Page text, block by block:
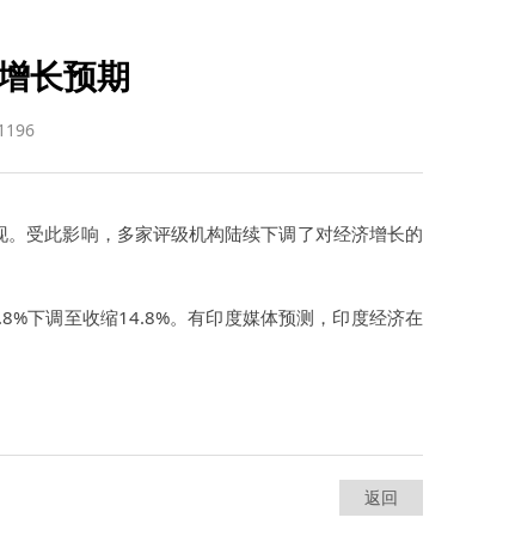
长预期
受此影响，多家评级机构陆续下调了对经济增长的
下调至收缩14.8%。有印度媒体预测，印度经济在
返回